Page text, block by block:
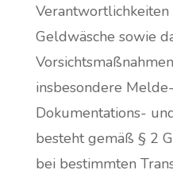
Geldwäsche sowie
insbesondere
Dokumentations-
besteht gemäß § 2
bei bestimmten